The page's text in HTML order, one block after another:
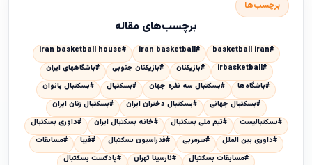
برچسب‌ها
برچسب‌های مقاله
#basketball iran
#iran basketball
#iran basketball house
#irbasketball
#بازیکنان #بازیکنان جنوبی
#باشگاههای ایران
#باشگاه‌ها
#بسكتبال سه نفره جهان #بسکتبال
#بسکتبال بانوان
#بسکتبال جهانی
#بسکتبال دختران ایران
#بسکتبال زنان ایران
#بسکتبالیست
#تیم ملی بسکتبال #خانه بسکتبال ایران
#داوری بسکتبال
#داوری بین الملل
#سرمربی #فدراسیون بسکتبال #فیبا
#مسابقات
#مسابقات بسکتبال
#نارسینا تهران
#پادکست بسکتبال